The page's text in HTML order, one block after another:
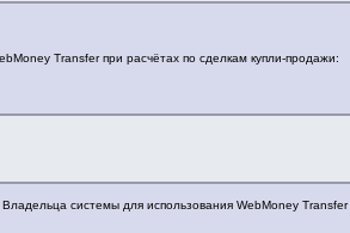
Transfer при расчётах по сделкам купли-продажи:
системы для использования WebMoney Transfer